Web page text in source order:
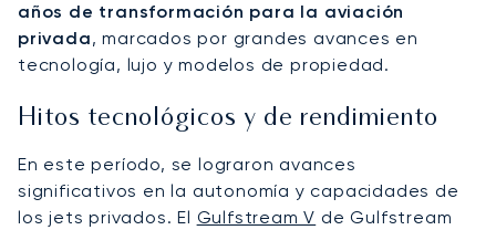
años de transformación para la aviación
privada, marcados por grandes avances en
tecnología, lujo y modelos de propiedad.
Hitos tecnológicos y de rendimiento
En este período, se lograron avances
significativos en la autonomía y capacidades de
los jets privados. El Gulfstream V de Gulfstream